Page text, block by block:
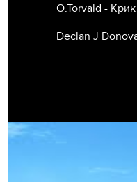
O.Torvald - Крик
Declan J